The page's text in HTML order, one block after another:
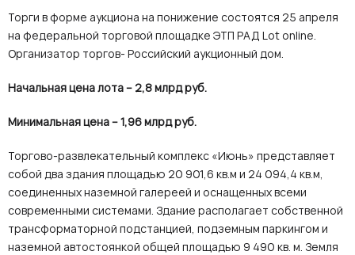
Торги в форме аукциона на понижение состоятся 25 апреля
на федеральной торговой площадке ЭТП РАД Lot online.
Организатор торгов- Российский аукционный дом.
Начальная цена лота – 2,8 млрд руб.
Минимальная цена – 1,96 млрд руб.
Торгово-развлекательный комплекс «Июнь» представляет
собой два здания площадью 20 901,6 кв.м и 24 094,4 кв.м,
соединенных наземной галереей и оснащенных всеми
современными системами. Здание располагает собственной
трансформаторной подстанцией, подземным паркингом и
наземной автостоянкой общей площадью 9 490 кв. м. Земля